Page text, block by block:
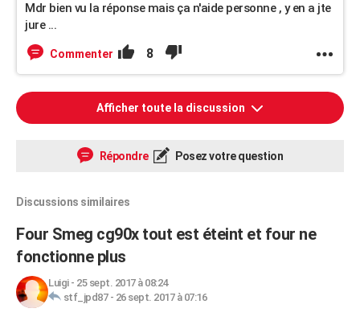
Mdr bien vu la réponse mais ça n'aide personne , y en a jte
jure ...
Commenter 8
Afficher toute la discussion
Répondre Posez votre question
Discussions similaires
Four Smeg cg90x tout est éteint et four ne
fonctionne plus
Luigi- 25 sept. 2017 à 08:24
stf_jpd87- 26 sept. 2017 à 07:16